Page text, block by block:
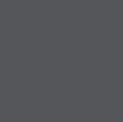
um sich an der Website